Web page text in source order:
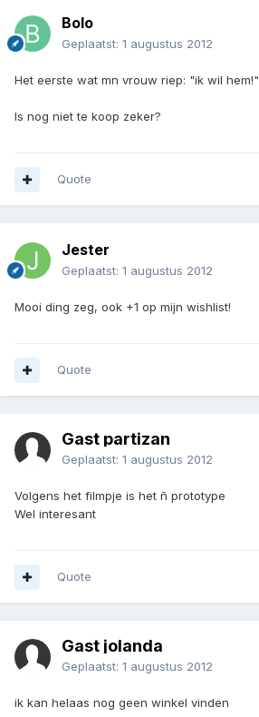
Bolo
Geplaatst: 1 augustus 2012
Het eerste wat mn vrouw riep: "ik wil hem!"
Is nog niet te koop zeker?
Quote
Jester
Geplaatst: 1 augustus 2012
Mooi ding zeg, ook +1 op mijn wishlist!
Quote
Gast partizan
Geplaatst: 1 augustus 2012
Volgens het filmpje is het ñ prototype
Wel interesant
Quote
Gast jolanda
Geplaatst: 1 augustus 2012
ik kan helaas nog geen winkel vinden